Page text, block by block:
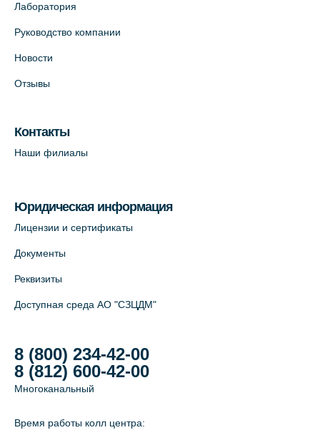
Лаборатория
Руководство компании
Новости
Отзывы
Контакты
Наши филиалы
Юридическая информация
Лицензии и сертификаты
Документы
Реквизиты
Доступная среда АО "СЗЦДМ"
8 (800) 234-42-00
8 (812) 600-42-00
Многоканальный
Время работы колл центра: